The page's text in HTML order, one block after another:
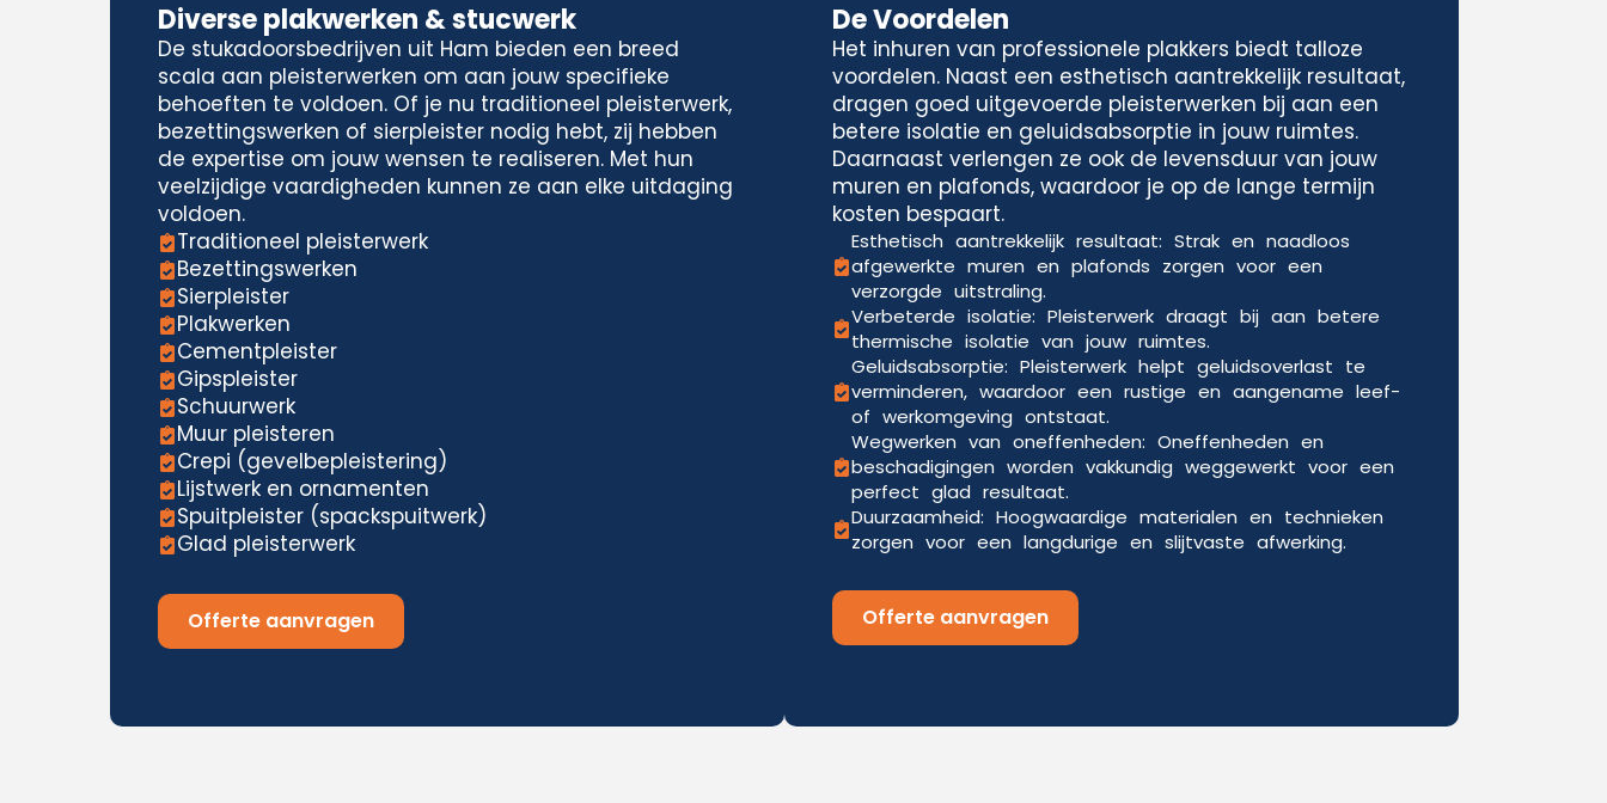
Diverse plakwerken & stucwerk
De stukadoorsbedrijven uit Ham bieden een breed
scala aan pleisterwerken om aan jouw specifieke
behoeften te voldoen. Of je nu traditioneel pleisterwerk,
bezettingswerken of sierpleister nodig hebt, zij hebben
de expertise om jouw wensen te realiseren. Met hun
veelzijdige vaardigheden kunnen ze aan elke uitdaging
voldoen.
Traditioneel pleisterwerk
Bezettingswerken
Sierpleister
Plakwerken
Cementpleister
Gipspleister
Schuurwerk
Muur pleisteren
Crepi (gevelbepleistering)
Lijstwerk en ornamenten
Spuitpleister (spackspuitwerk)
Glad pleisterwerk
Offerte aanvragen
De Voordelen
Het inhuren van professionele plakkers biedt talloze
voordelen. Naast een esthetisch aantrekkelijk resultaat,
dragen goed uitgevoerde pleisterwerken bij aan een
betere isolatie en geluidsabsorptie in jouw ruimtes.
Daarnaast verlengen ze ook de levensduur van jouw
muren en plafonds, waardoor je op de lange termijn
kosten bespaart.
Esthetisch aantrekkelijk resultaat: Strak en naadloos
afgewerkte muren en plafonds zorgen voor een
verzorgde uitstraling.
Verbeterde isolatie: Pleisterwerk draagt bij aan betere
thermische isolatie van jouw ruimtes.
Geluidsabsorptie: Pleisterwerk helpt geluidsoverlast te
verminderen, waardoor een rustige en aangename leef-
of werkomgeving ontstaat.
Wegwerken van oneffenheden: Oneffenheden en
beschadigingen worden vakkundig weggewerkt voor een
perfect glad resultaat.
Duurzaamheid: Hoogwaardige materialen en technieken
zorgen voor een langdurige en slijtvaste afwerking.
Offerte aanvragen